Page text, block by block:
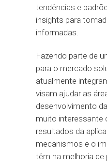
tendências e
insights para
informadas.
Fazendo parte de
para o mercado
atualmente
visam ajudar as
desenvolvimento
muito interessante
resultados da
mecanismos e o
têm na melhoria